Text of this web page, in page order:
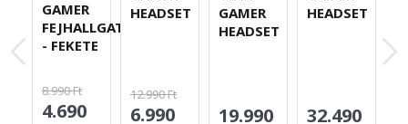
GAMER
FEJHALLGATÓ
- FEKETE
8.990 Ft
4.690
HEADSET
12.990 Ft
6.990
GAMER
HEADSET
19.990
HEADSET
32.490